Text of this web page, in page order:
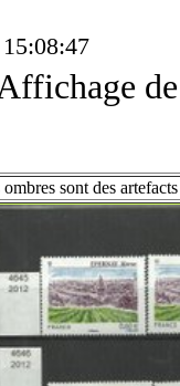
ombres sont des